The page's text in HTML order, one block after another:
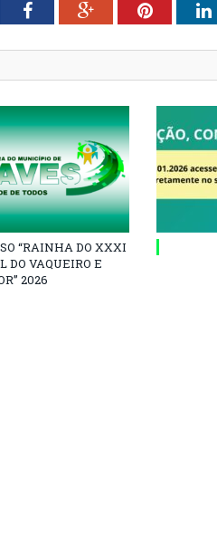
FacebookGoogle+Pinterest
“RAINHA DO XXXI
DO VAQUEIRO E
2026